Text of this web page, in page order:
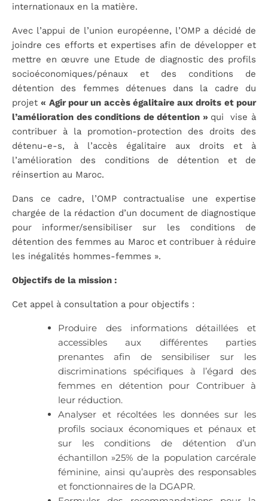
internationaux en la matière.
Avec l’appui de l’union européenne, l’OMP a décidé de
joindre ces efforts et expertises afin de développer et
mettre en œuvre une Etude de diagnostic des profils
socioéconomiques/pénaux et des conditions de
détention des femmes détenues dans la cadre du
projet« Agir pour un accès égalitaire aux droits et pour
l’amélioration des conditions de détention » qui vise à
contribuer à la promotion-protection des droits des
détenu-e-s, à l’accès égalitaire aux droits et à
l’amélioration des conditions de détention et de
réinsertion au Maroc.
Dans ce cadre, l’OMP contractualise une expertise
chargée de la rédaction d’un document de diagnostique
pour informer/sensibiliser sur les conditions de
détention des femmes au Maroc et contribuer à réduire
les inégalités hommes-femmes ».
Objectifs de la mission :
Cet appel à consultation a pour objectifs :
Produire des informations détaillées et
accessibles aux différentes parties
prenantes afin de sensibiliser sur les
discriminations spécifiques à l’égard des
femmes en détention pour Contribuer à
leur réduction.
Analyser et récoltées les données sur les
profils sociaux économiques et pénaux et
sur les conditions de détention d’un
échantillon »25% de la population carcérale
féminine, ainsi qu’auprès des responsables
et fonctionnaires de la DGAPR.